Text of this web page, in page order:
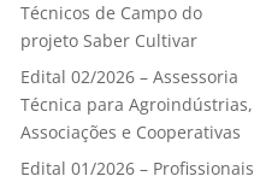
Técnicos de Campo do
projeto Saber Cultivar
Edital 02/2026 – Assessoria
Técnica para Agroindústrias,
Associações e Cooperativas
Edital 01/2026 – Profissionais